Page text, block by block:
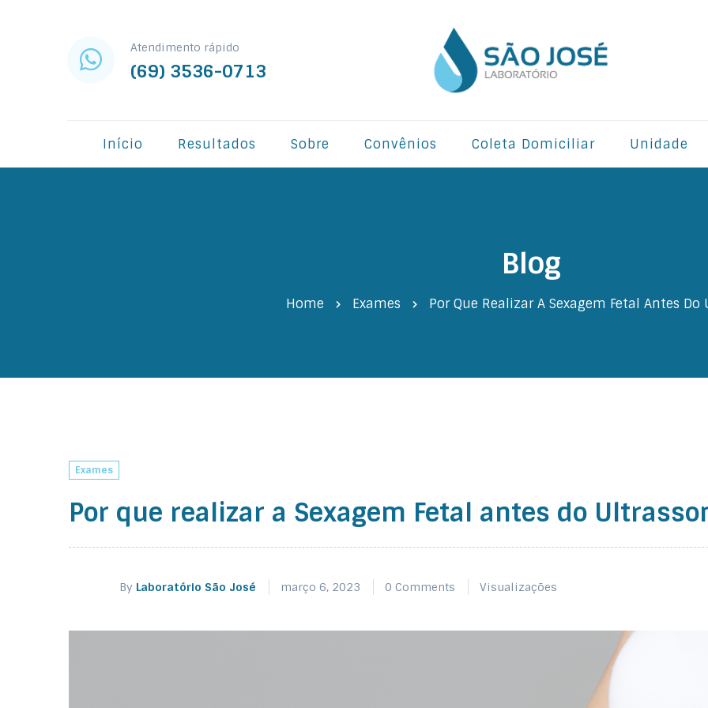
Atendimento rápido
(69) 3536-0713
Início Resultados Sobre Convênios Coleta Domiciliar Unidade
Blog
Home Exames Por Que Realizar A Sexagem Fetal Antes Do
Exames
Por que realizar a Sexagem Fetal antes do
By Laboratório São José março 6, 2023 0 Comments Visualizações